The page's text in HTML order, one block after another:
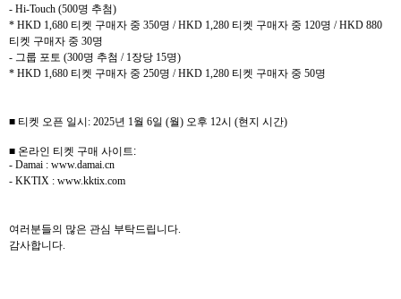
- Hi-Touch (500명 추첨)
* HKD 1,680 티켓 구매자 중 350명 / HKD 1,280 티켓 구매자 중 120명 / HKD 880
티켓 구매자 중 30명
- 그룹 포토 (300명 추첨 / 1장당 15명)
* HKD 1,680 티켓 구매자 중 250명 / HKD 1,280 티켓 구매자 중 50명
■ 티켓 오픈 일시: 2025년 1월 6일 (월) 오후 12시 (현지 시간)
■ 온라인 티켓 구매 사이트:
- Damai : www.damai.cn
- KKTIX : www.kktix.com
여러분들의 많은 관심 부탁드립니다.
감사합니다.